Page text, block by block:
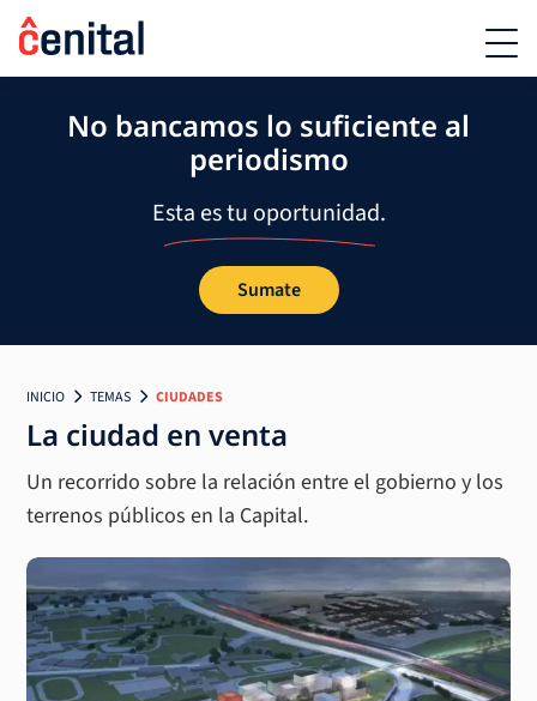
No bancamos lo suficiente al
periodismo
Esta es tu oportunidad.
Sumate
INICIO TEMAS CIUDADES
La ciudad en venta
Un recorrido sobre la relación entre el gobierno y los
terrenos públicos en la Capital.